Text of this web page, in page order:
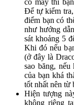
có mây thì
Để tự kiểm
điểm bạn có
như hướng
sát khoảng 5
Khi đó nếu
(ở đây là
sao băng,
của bạn khá
tốt nhất nên từ
Hiện tượng
không riêng